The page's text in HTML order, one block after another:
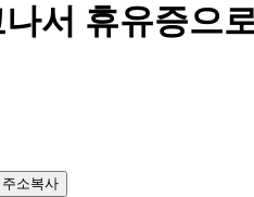
서 휴유증으
주소복사